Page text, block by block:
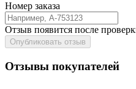
Номер заказа
Отзыв появится после
Опубликовать отзыв
Отзывы покупателей